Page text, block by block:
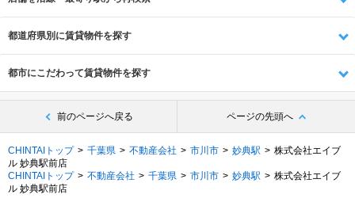
都道府県別に賃貸物件を探す
都市にこだわって賃貸物件を探す
前のページへ戻る ページの先頭へ
CHINTAIトップ 千葉県 不動産会社 市川市 妙典駅
株式会社エイブ
ル 妙典駅前店
CHINTAIトップ
不動産会社 千葉県 市川市 妙典駅
株式会社エイブ
ル 妙典駅前店